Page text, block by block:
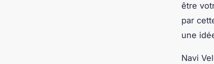
être
par
une
Navi